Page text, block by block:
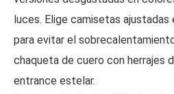
luces. Elige camisetas
para evitar el
chaqueta de cuero con herrajes
entrance estelar.